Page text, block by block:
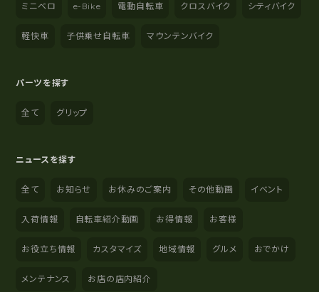
ミニベロ e-Bike 電動自転車 クロスバイク シティバイク
軽快車 子供乗せ自転車 マウンテンバイク
パーツを探す
全て グリップ
ニュースを探す
全て お知らせ お休みのご案内 その他動画 イベント
入荷情報 自転車紹介動画 お得情報 お客様
お役立ち情報 カスタマイズ 地域情報 グルメ おでかけ
メンテナンス お店の店内紹介